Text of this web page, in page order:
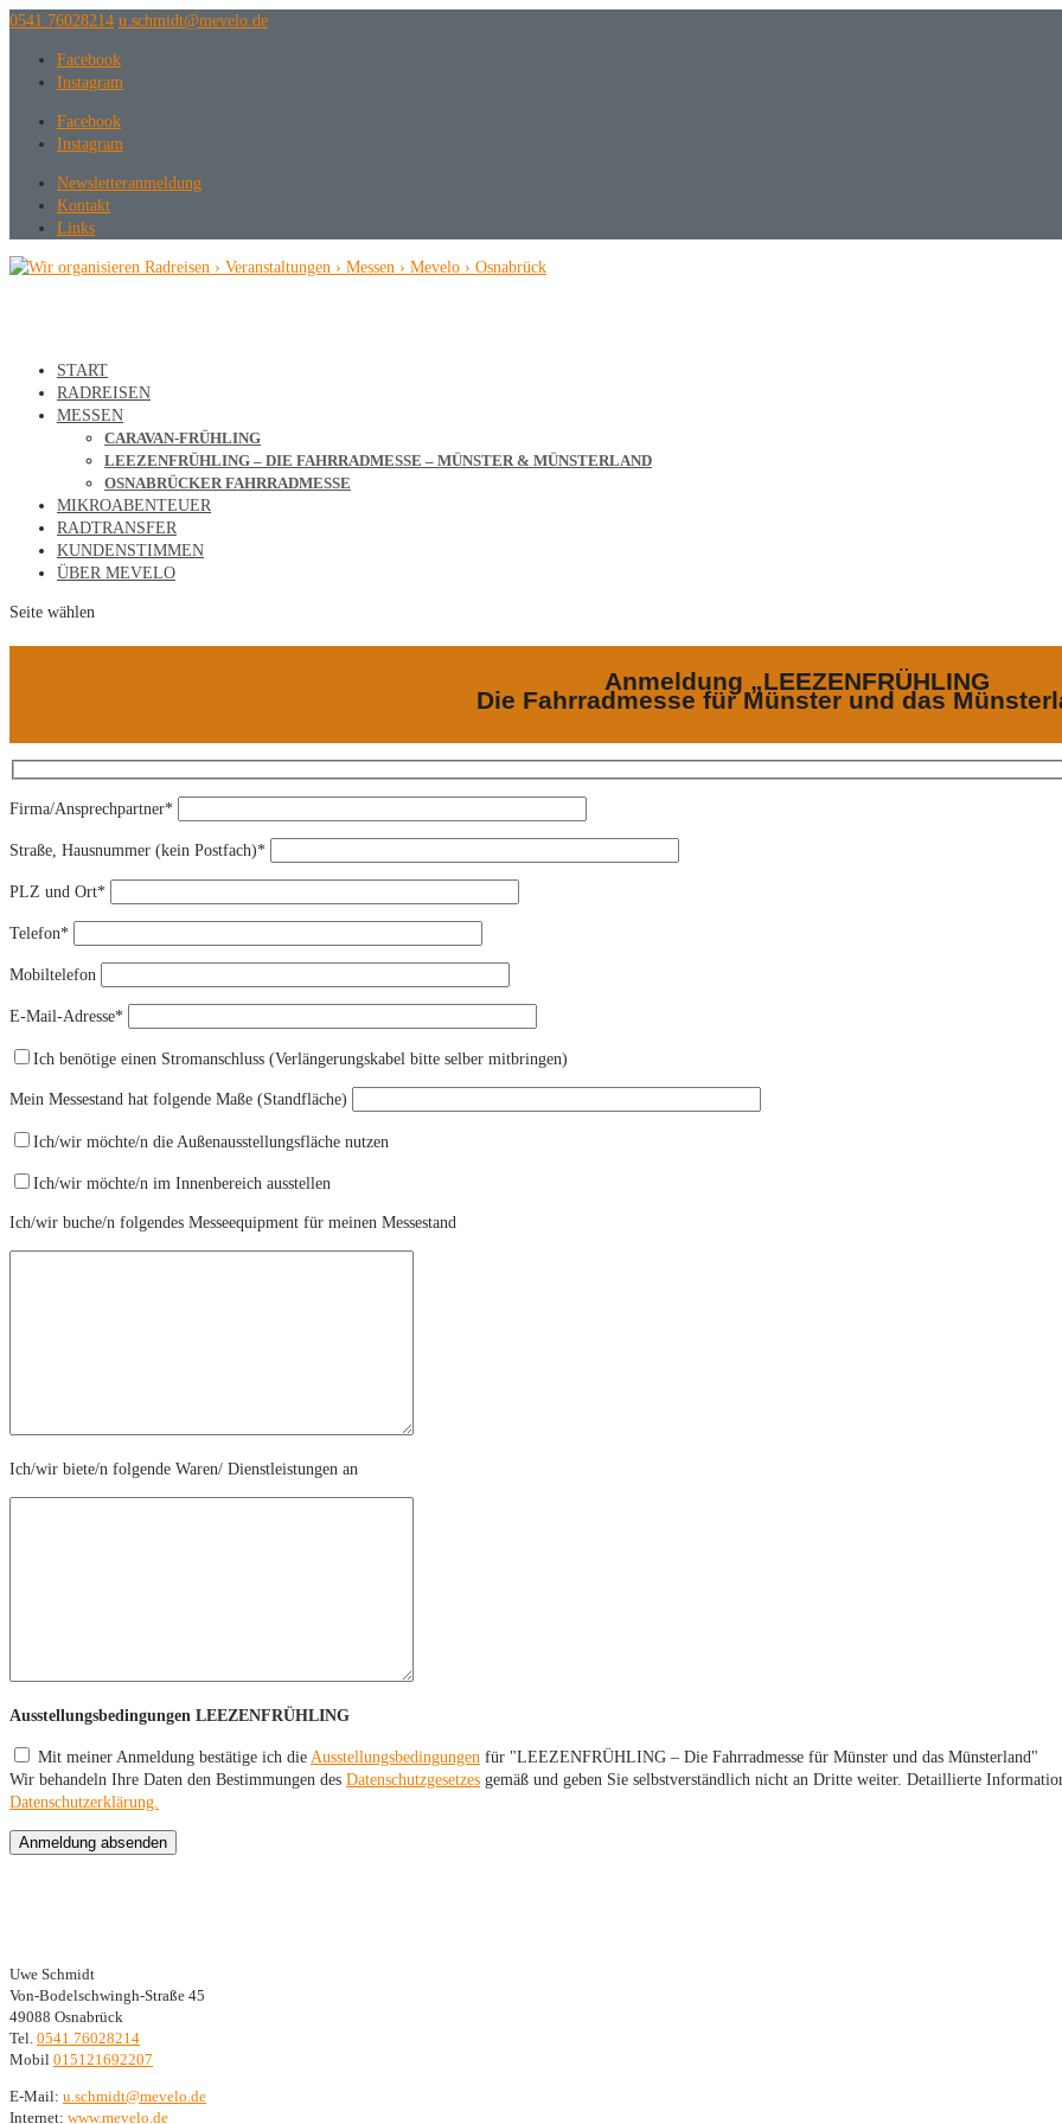
0541 76028214 ed.olevem@tdimhcs.u
Facebook
Instagram
Facebook
Instagram
Newsletteranmeldung
Kontakt
Links
START
RADREISEN
MESSEN
CARAVAN-FRÜHLING
LEEZENFRÜHLING – DIE FAHRRADMESSE – MÜNSTER & MÜNSTERLAND
OSNABRÜCKER FAHRRADMESSE
MIKROABENTEUER
RADTRANSFER
KUNDENSTIMMEN
ÜBER MEVELO
Seite wählen
Anmeldung „LEEZENFRÜHLING
Die Fahrradmesse für Münster und das
Firma/Ansprechpartner*
Straße, Hausnummer (kein Postfach)*
PLZ und Ort*
Telefon*
Mobiltelefon
E-Mail-Adresse*
Ich benötige einen Stromanschluss (Verlängerungskabel bitte selber mitbringen)
Mein Messestand hat folgende Maße (Standfläche)
Ich/wir möchte/n die Außenausstellungsfläche nutzen
Ich/wir möchte/n im Innenbereich ausstellen
Ich/wir buche/n folgendes Messeequipment für meinen Messestand
Ich/wir biete/n folgende Waren/ Dienstleistungen an
Ausstellungsbedingungen LEEZENFRÜHLING
Mit meiner Anmeldung bestätige ich die Ausstellungsbedingungen für "LEEZENFRÜHLING – Die Fahrradmesse für Münster und das Münsterland"
Wir behandeln Ihre Daten den Bestimmungen des Datenschutzgesetzes gemäß und geben Sie selbstverständlich nicht an Dritte weiter. Detaillierte
Datenschutzerklärung.
Bitte lasse dieses Feld leer.
Uwe Schmidt
Von-Bodelschwingh-Straße 45
49088 Osnabrück
Tel. 0541 76028214
Mobil 015121692207
E-Mail: ed.olevem@tdimhcs.u
Internet: www.mevelo.de